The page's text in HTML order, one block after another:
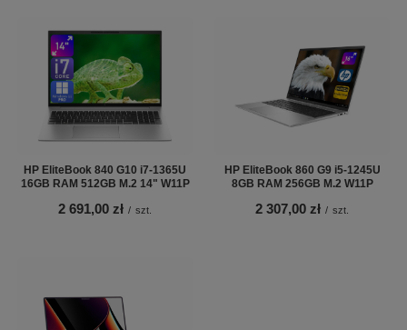
HP EliteBook 840 G10 i7-1365U
16GB RAM 512GB M.2 14" W11P
2 691,00 zł / szt.
HP EliteBook 860 G9 i5-1245U
8GB RAM 256GB M.2 W11P
2 307,00 zł / szt.